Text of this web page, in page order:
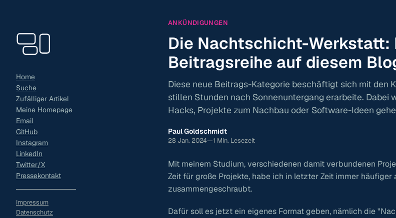
Home
Suche
Zufälliger Artikel
Meine Homepage
Email
GitHub
Instagram
LinkedIn
Twitter/X
Pressekontakt
Impressum
Datenschutz
ANKÜNDIGUNGEN
Die Nachtschicht-Werkstatt:
Beitragsreihe auf diesem
Diese neue Beitrags-Kategorie beschäftigt sich mit den
stillen Stunden nach Sonnenuntergang erarbeite. Dabei
Hacks, Projekte zum Nachbau oder Software-Ideen
Paul Goldschmidt
28 Jan. 2024—1 Min. Lesezeit
Mit meinem Studium, verschiedenen damit verbundenen
Zeit für große Projekte, habe ich in letzter Zeit immer häufiger
zusammengeschraubt.
Dafür soll es jetzt ein eigenes Format geben, nämlich die